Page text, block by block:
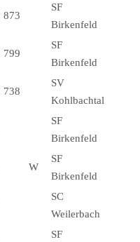
873
SF
Birkenfeld
799
SF
Birkenfeld
738
SV
Kohlbachtal
SF
Birkenfeld
W
SF
Birkenfeld
SC
Weilerbach
SF